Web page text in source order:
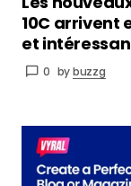
10C arrivent
et
0 bybuzzg